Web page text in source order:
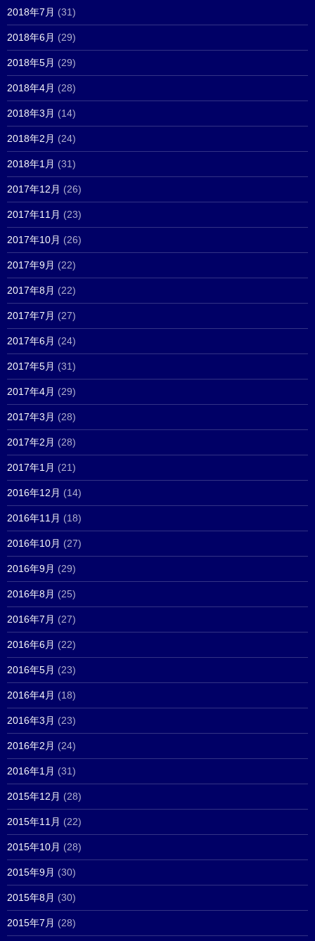
2018年7月 (31)
2018年6月 (29)
2018年5月 (29)
2018年4月 (28)
2018年3月 (14)
2018年2月 (24)
2018年1月 (31)
2017年12月 (26)
2017年11月 (23)
2017年10月 (26)
2017年9月 (22)
2017年8月 (22)
2017年7月 (27)
2017年6月 (24)
2017年5月 (31)
2017年4月 (29)
2017年3月 (28)
2017年2月 (28)
2017年1月 (21)
2016年12月 (14)
2016年11月 (18)
2016年10月 (27)
2016年9月 (29)
2016年8月 (25)
2016年7月 (27)
2016年6月 (22)
2016年5月 (23)
2016年4月 (18)
2016年3月 (23)
2016年2月 (24)
2016年1月 (31)
2015年12月 (28)
2015年11月 (22)
2015年10月 (28)
2015年9月 (30)
2015年8月 (30)
2015年7月 (28)